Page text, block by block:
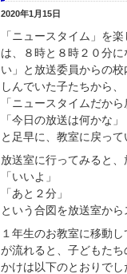
2020年1月15日
「ニュースタイム」を楽
は、８時と８時２０分
い」と放送委員からの
しんでいた子たちから、
「ニュースタイムだから
「今日の放送は何かな」
と足早に、教室に戻って
放送室に行ってみると
「いいよ」
「あと２分」
という合図を放送室から
１年生のお教室に移動
が流れると、子どもた
かけは以下のとおりでし